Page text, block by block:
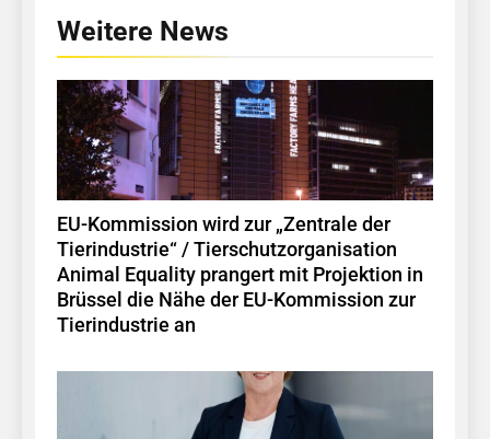
Weitere News
EU-Kommission wird zur „Zentrale der
Tierindustrie“ / Tierschutzorganisation
Animal Equality prangert mit Projektion in
Brüssel die Nähe der EU-Kommission zur
Tierindustrie an